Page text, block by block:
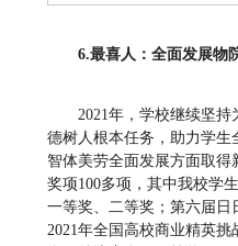
6.最喜人：全面发展物
2021年，学校继续坚
德树人根本任务，助力学
智体美劳全面发展方面取
奖项100多项，其中我校学
一等奖、二等奖；第六届日
2021年全国高校商业精英